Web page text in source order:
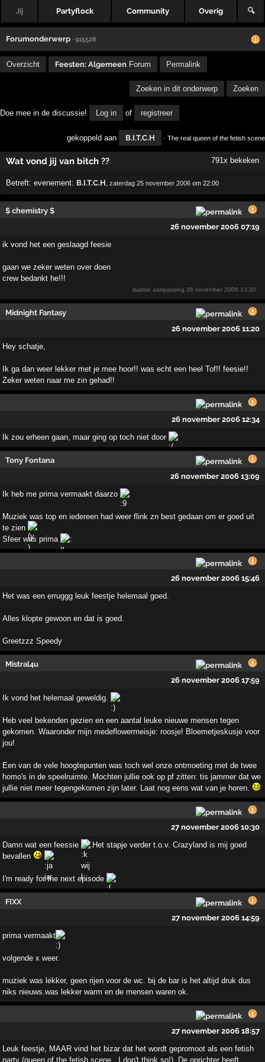
Jij Partyflock Community Overig 🔍
Forumonderwerp · 915528
Overzicht Feesten: Algemeen Forum Permalink
Zoeken in dit onderwerp Zoeken
Doe mee in de discussie! Log in of registreer
gekoppeld aan B.I.T.C.H · The real queen of the fetish scene
Wat vond jij van bitch ?? 791x bekeken
Betreft:evenement: B.I.T.C.H ,zaterdag 25 november 2006 om 22:00
$ chemistry $
26 november 2006 07:19
ik vond het een geslaagd feesie
gaan we zeker weten over doen
crew bedankt he!!!
laatste aanpassing26 november 2006 13:30
Midnight Fantasy
26 november 2006 11:20
Hey schatje,
Ik ga dan weer lekker met je mee hoor!! was echt een heel Tof!! feesie!!
Zeker weten naar me zin gehad!!
26 november 2006 12:34
Ik zou erheen gaan, maar ging op toch niet door
Tony Fontana
26 november 2006 13:09
Ik heb me prima vermaakt daarzo
Muziek was top en iedereen had weer flink zn best gedaan om er goed uit
te zien
Sfeer was prima
26 november 2006 15:46
Het was een erruggg leuk feestje helemaal goed.
Alles klopte gewoon en dat is goed.
Greetzzz Speedy
Mistral4u
26 november 2006 17:59
Ik vond het helemaal geweldig.
Heb veel bekenden gezien en een aantal leuke nieuwe mensen tegen
gekomen. Waaronder mijn medeflowermeisje: roosje! Bloemetjeskusje voor
jou!
Een van de vele hoogtepunten was toch wel onze ontmoeting met de twee
homo's in de speelruimte. Mochten jullie ook op pf zitten: tis jammer dat we
jullie niet meer tegengekomen zijn later. Laat nog eens wat van je horen.
27 november 2006 10:30
Damn wat een feessie
Het stapje verder t.o.v. Crazyland is mij goed
bevallen
I'm ready for the next episode
FIXX
27 november 2006 14:59
prima vermaakt
volgende x weer.
muziek was lekker, geen rijen voor de wc. bij de bar is het altijd druk dus
niks nieuws.was lekker warm en de mensen waren ok.
27 november 2006 18:57
Leuk feestje, MAAR vind het bizar dat het wordt gepromoot als een fetish
party (queen of the fetish scene...I don't think so!). De oprichter heeft